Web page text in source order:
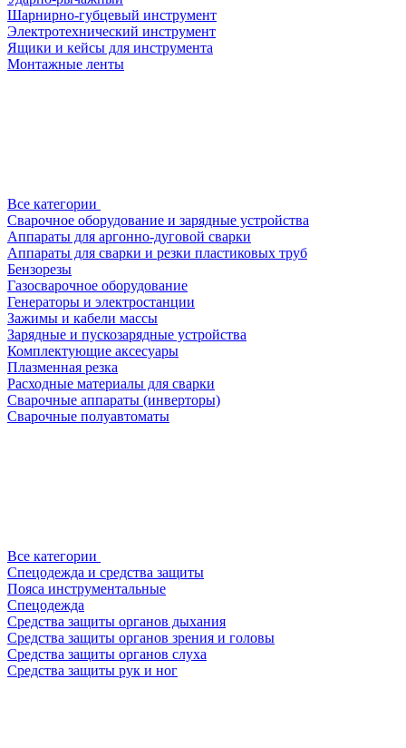
Шарнирно-губцевый инструмент
Электротехнический инструмент
Ящики и кейсы для инструмента
Монтажные ленты
Все категории
Сварочное оборудование и зарядные устройства
Аппараты для аргонно-дуговой сварки
Аппараты для сварки и резки пластиковых труб
Бензорезы
Газосварочное оборудование
Генераторы и электростанции
Зажимы и кабели массы
Зарядные и пускозарядные устройства
Комплектующие аксесуары
Плазменная резка
Расходные материалы для сварки
Сварочные аппараты (инверторы)
Сварочные полуавтоматы
Все категории
Спецодежда и средства защиты
Пояса инструментальные
Спецодежда
Средства защиты органов дыхания
Средства защиты органов зрения и головы
Средства защиты органов слуха
Средства защиты рук и ног